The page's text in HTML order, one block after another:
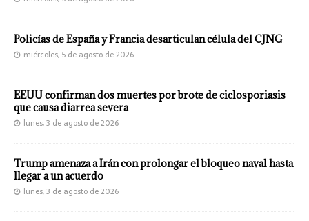
Policías de España y Francia desarticulan célula del CJNG
miércoles, 5 de agosto de 2026
EEUU confirman dos muertes por brote de ciclosporiasis
que causa diarrea severa
lunes, 3 de agosto de 2026
Trump amenaza a Irán con prolongar el bloqueo naval hasta
llegar a un acuerdo
lunes, 3 de agosto de 2026